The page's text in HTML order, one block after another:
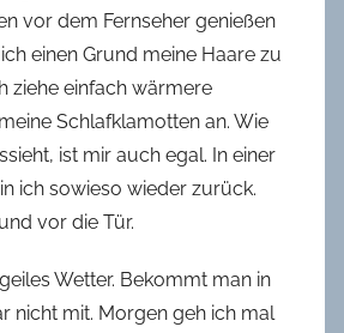
vor dem Fernseher genießen
einen Grund meine Haare zu
ziehe einfach wärmere
Schlafklamotten an. Wie
ist mir auch egal. In einer
ich sowieso wieder zurück.
vor die Tür.
Wetter. Bekommt man in
nicht mit. Morgen geh ich mal